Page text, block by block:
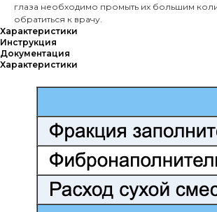
глаза необходимо промыть их большим
обратиться к врачу.
Характеристики
Инструкция
Документация
Характеристики